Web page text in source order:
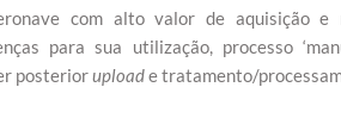
com alto valor de aquisição e
para sua utilização, processo
posterioruploade tratamento/